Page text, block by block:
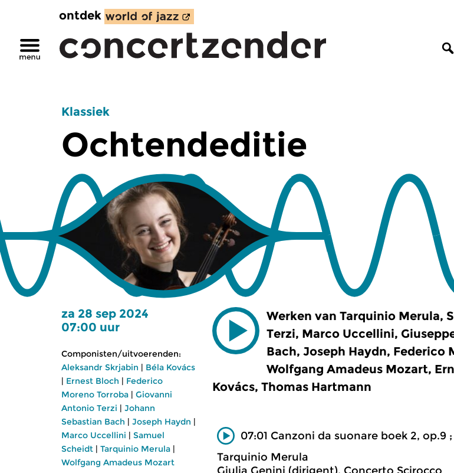
ontdek
Klassiek
Ochtendeditie
za 28 sep 2024
07:00 uur
Componisten/uitvoerenden:
Aleksandr Skrjabin | Béla Kovács
| Ernest Bloch | Federico
Moreno Torroba | Giovanni
Antonio Terzi | Johann
Sebastian Bach | Joseph Haydn |
Marco Uccellini | Samuel
Scheidt | Tarquinio Merula |
Wolfgang Amadeus Mozart
Werken van Tarquinio Merula,
Terzi, Marco Uccellini,
Bach, Joseph Haydn, Federico
Wolfgang Amadeus Mozart,
Kovács, Thomas Hartmann
07:01 Canzoni da suonare boek 2, op.9
Tarquinio Merula